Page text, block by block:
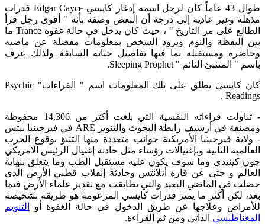
طوال 43 عاماً كان لرجل اسمه إدغار كايسي Edgar Cayce قدرات
مذهلة وغير عادية إلى درجة أن البعض وصفه بأنه " أقوى رجل قرأ
الطالع على مر التاريخ " ، حيث كان يدخل في حالة غفوة Trance ما
بين اليقظة والنوم ويزود الشخص بمعلومات مفصلة عن ماضيه
وحاضره ومستقبله بما فيها تفاصيل حياته السابقة ولذلك عرف
باسم " المتنبئ النائم " Sleeping Prophet.
كان كايسي يطلق على تلك المعلومات اسم " القراءات" Psychic
Readings .
-
تناولت قراءاته النفسية التي بلغت أكثر من 14,306 محفوظة
ومصنفة في أرشيف رابطة البحوث والتنوير ARE في فيرجينيا بيتش
- ولاية فيرجينيا الأمريكية جوانب متعددة منها التنبؤ بوقوع الحرب
العالمية الثانية وبإغتيالات رؤساء مثل حادثة إغتيال الرئيس الأمريكي
جون كينيدي وما سوف يكون عليه مستقبل الطب وما يتعلق بنهاية
العالم و حتى عن قارة أتلانتس وحادثة إنقلاب قطبي الأرض الذي
حصلت في الماضي البعيد والتي تطابقت مع تقدير علماء الأرض فيما
بعد، لكن أكثر ما يميز قدرات كايسي المزعومة هو طريقة تشخيصه
للأمراض وعلاجها عن طريق الدخول في حالة الغفوة أو التنويم
المغناطيسي الذاتي ومن ثم القراءة.